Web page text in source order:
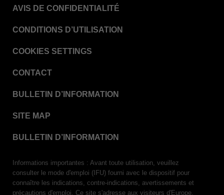
AVIS DE CONFIDENTIALITÉ
CONDITIONS D’UTILISATION
COOKIES SETTINGS
CONTACT
BULLETIN D’INFORMATION
SITE MAP
BULLETIN D’INFORMATION
Informations importantes : Avant toute utilisation, veuillez
consulter le mode d'emploi (IFU) fourni avec le dispositif pour
connaître les indications, contre-indications, avertissements et
précautions d'emploi. Ce site s'adresse aux visiteurs d'Europe,